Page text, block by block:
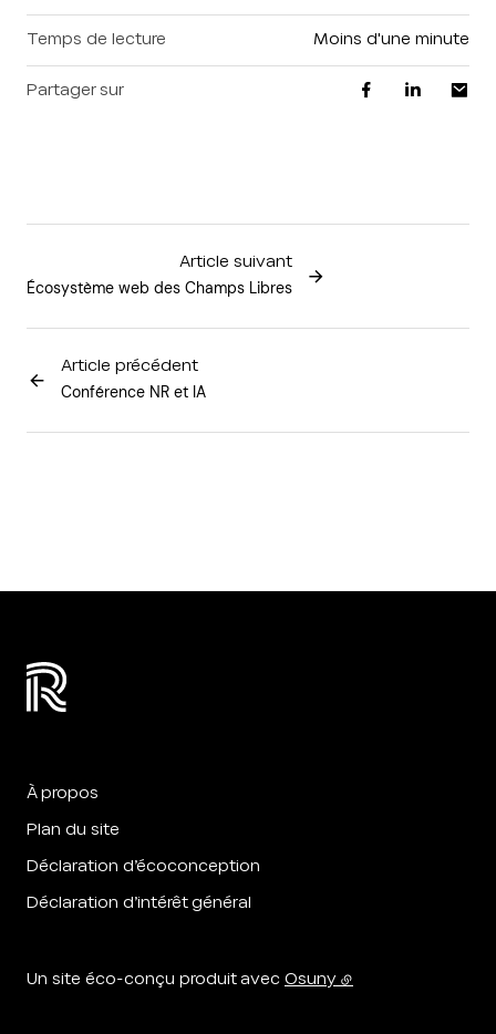
Temps de lecture moins d'une minute
Partager sur
Article précédent
Conférence NR et IA
Article suivant
Écosystème web des Champs Libres
À propos
Plan du site
Déclaration d’écoconception
Déclaration d’intérêt général
Un site éco-conçu produit avec Osuny